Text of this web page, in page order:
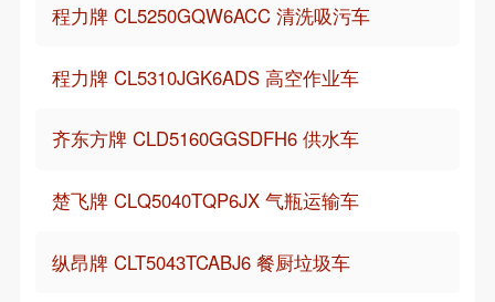
程力牌 CL5250GQW6ACC 清洗吸污车
程力牌 CL5310JGK6ADS 高空作业车
齐东方牌 CLD5160GGSDFH6 供水车
楚飞牌 CLQ5040TQP6JX 气瓶运输车
纵昂牌 CLT5043TCABJ6 餐厨垃圾车